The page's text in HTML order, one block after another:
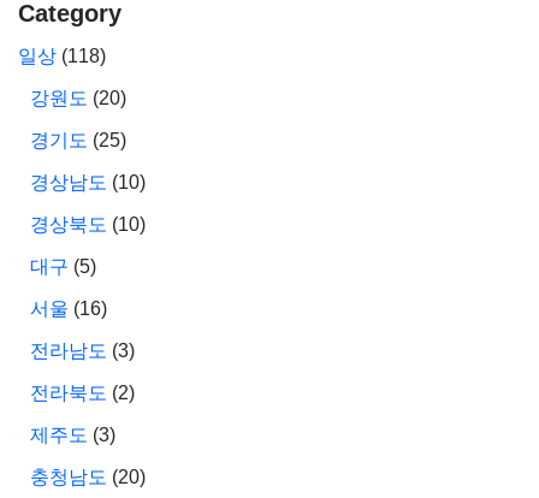
Category
일상 (118)
강원도 (20)
경기도 (25)
경상남도 (10)
경상북도 (10)
대구 (5)
서울 (16)
전라남도 (3)
전라북도 (2)
제주도 (3)
충청남도 (20)